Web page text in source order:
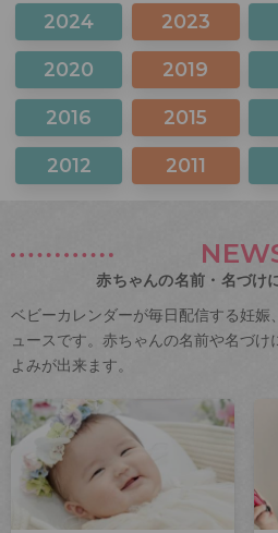
2024 2023
2020 2019
2016 2015
2012 2011
赤ちゃんの名前・名づけ
ベビーカレンダーが毎日配信する妊娠
ュースです。赤ちゃんの名前や名づ
よみが出来ます。